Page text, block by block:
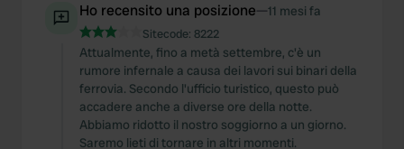
Ho recensito una posizione—11 mesi fa
Sitecode: 8222
Attualmente, fino a metà settembre, c'è un
rumore infernale a causa dei lavori sui binari della
ferrovia. Secondo l'ufficio turistico, questo può
accadere anche a diverse ore della notte.
Abbiamo ridotto il nostro soggiorno a un giorno.
Saremo lieti di tornare in altri momenti.